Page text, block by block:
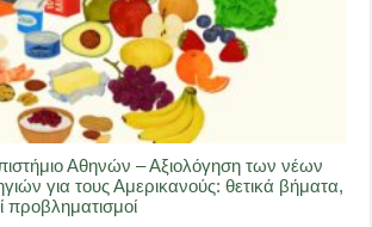
Αθηνών – Αξιολόγηση των νέων
για τους Αμερικανούς: θετικά βήματα,
προβληματισμοί